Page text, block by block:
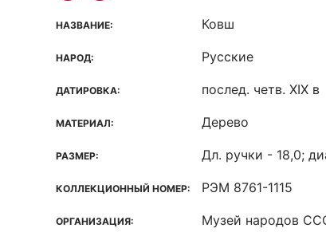
НАЗВАНИЕ: Ковш
НАРОД: Русские
ДАТИРОВКА: послед. четв. ХIХ в
МАТЕРИАЛ: Дерево
РАЗМЕР: Дл. ручки - 18,0;
КОЛЛЕКЦИОННЫЙ НОМЕР: РЭМ 8761-1115
ОРГАНИЗАЦИЯ: Музей народов